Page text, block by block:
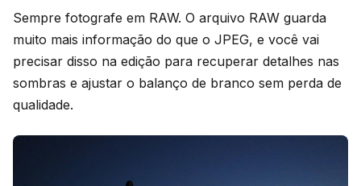
Sempre fotografe em RAW. O arquivo RAW guarda
muito mais informação do que o JPEG, e você vai
precisar disso na edição para recuperar detalhes nas
sombras e ajustar o balanço de branco sem perda de
qualidade.